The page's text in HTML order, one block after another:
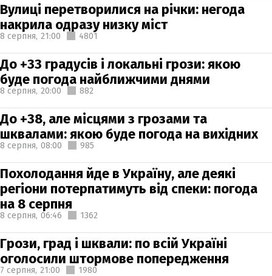
Вулиці перетворилися на річки: негода
накрила одразу низку міст
8 серпня, 21:00 4801
До +33 градусів і локальні грози: якою
буде погода найближчими днями
8 серпня, 20:00 882
До +38, але місцями з грозами та
шквалами: якою буде погода на вихідних
8 серпня, 08:00 985
Похолодання йде в Україну, але деякі
регіони потерпатимуть від спеки: погода
на 8 серпня
8 серпня, 06:46 1362
Грози, град і шквали: по всій Україні
оголосили штормове попередження
7 серпня, 21:00 1980